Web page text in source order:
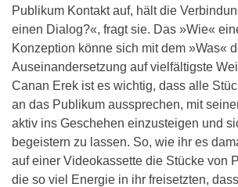
Publikum Kontakt auf, hält die
einen Dialog?«, fragt sie. Das »Wie«
Konzeption könne sich mit dem »Was«
Auseinandersetzung auf vielfältigste
Canan Erek ist es wichtig, dass alle
an das Publikum aussprechen, mit
aktiv ins Geschehen einzusteigen und
begeistern zu lassen. So, wie ihr es
auf einer Videokassette die Stücke von
die so viel Energie in ihr freisetzten,